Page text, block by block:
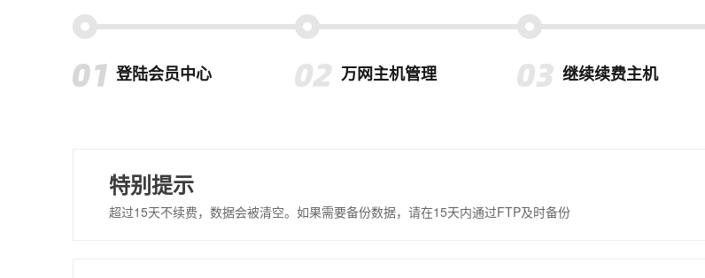
登陆会员中心 万网主机管理 继续续费主机
特别提示
超过15天不续费，数据会被清空。如果需要备份数据，请在15天内通过FTP及时备份